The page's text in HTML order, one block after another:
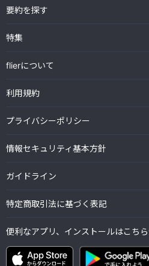
要約を探す
特集
flierについて
利用規約
プライバシーポリシー
情報セキュリティ基本方針
ガイドライン
特定商取引法に基づく表記
便利なアプリ、インストールはこち